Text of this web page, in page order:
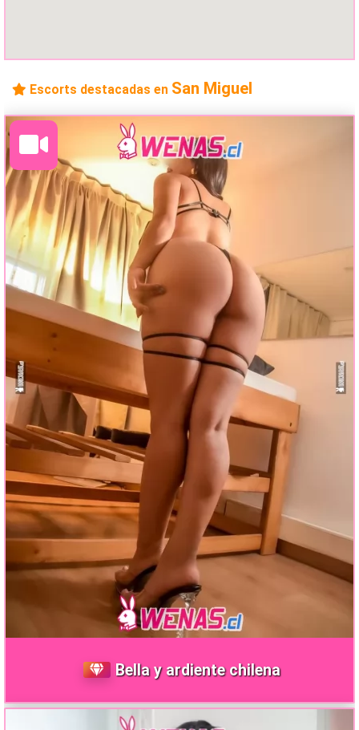
Escorts destacadas en San Miguel
Bella y ardiente chilena